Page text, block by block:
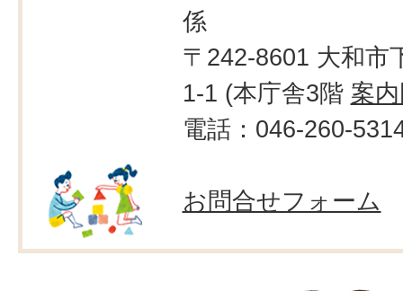
係
〒242-8601 大和市
1-1 (本庁舎3階 案
電話：046-260-
お問合せフォーム